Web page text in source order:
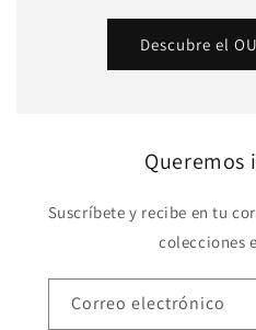
Descubre el
Queremos
Suscríbete y recibe en tu
colecciones
Correo electrónico